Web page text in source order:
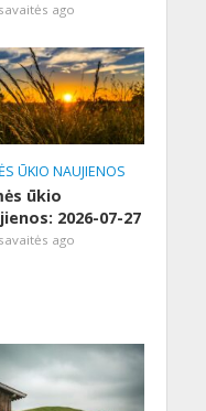
ago
ŪKIO NAUJIENOS
ūkio
2026-07-27
ago